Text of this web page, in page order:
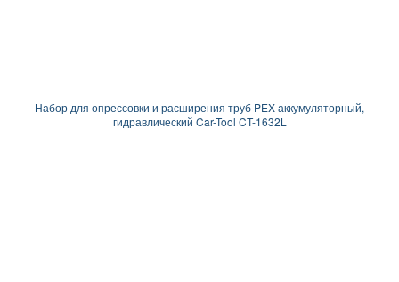
Набор для опрессовки и расширения труб PEX аккумуляторный,
гидравлический Car-Tool CT-1632L